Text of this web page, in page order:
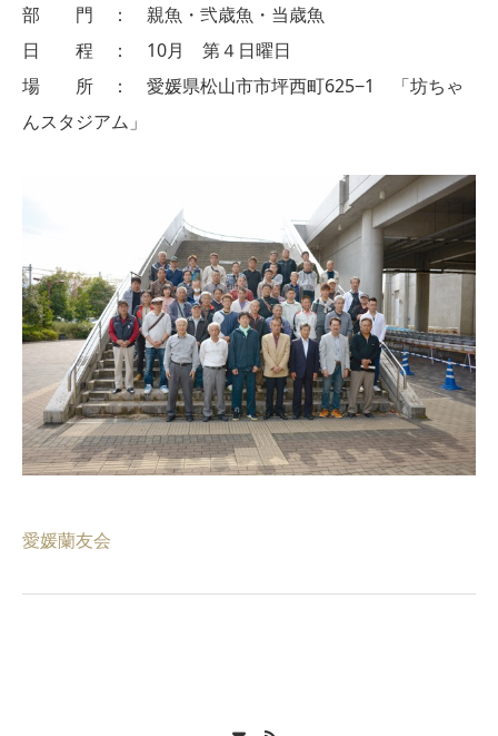
部 門 ： 親魚・弐歳魚・当歳魚
日 程 ： 10月 第４日曜日
場 所 ： 愛媛県松山市市坪西町625−1 「坊ちゃ
んスタジアム」
愛媛蘭友会